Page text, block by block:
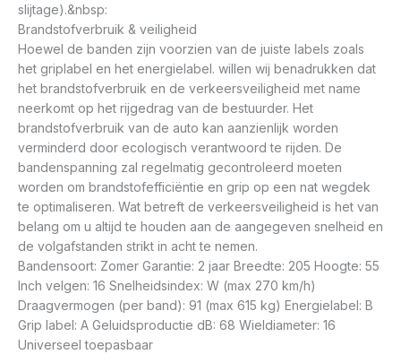
slijtage).&nbsp:
Brandstofverbruik & veiligheid
Hoewel de banden zijn voorzien van de juiste labels zoals
het griplabel en het energielabel. willen wij benadrukken dat
het brandstofverbruik en de verkeersveiligheid met name
neerkomt op het rijgedrag van de bestuurder. Het
brandstofverbruik van de auto kan aanzienlijk worden
verminderd door ecologisch verantwoord te rijden. De
bandenspanning zal regelmatig gecontroleerd moeten
worden om brandstofefficiëntie en grip op een nat wegdek
te optimaliseren. Wat betreft de verkeersveiligheid is het van
belang om u altijd te houden aan de aangegeven snelheid en
de volgafstanden strikt in acht te nemen.
Bandensoort: Zomer Garantie: 2 jaar Breedte: 205 Hoogte: 55
Inch velgen: 16 Snelheidsindex: W (max 270 km/h)
Draagvermogen (per band): 91 (max 615 kg) Energielabel: B
Grip label: A Geluidsproductie dB: 68 Wieldiameter: 16
Universeel toepasbaar